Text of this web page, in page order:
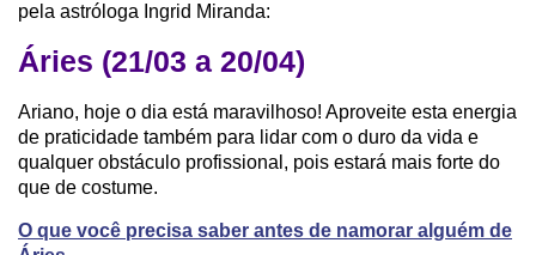
pela astróloga Ingrid Miranda:
Áries (21/03 a 20/04)
Ariano, hoje o dia está maravilhoso! Aproveite esta energia
de praticidade também para lidar com o duro da vida e
qualquer obstáculo profissional, pois estará mais forte do
que de costume.
O que você precisa saber antes de namorar alguém de